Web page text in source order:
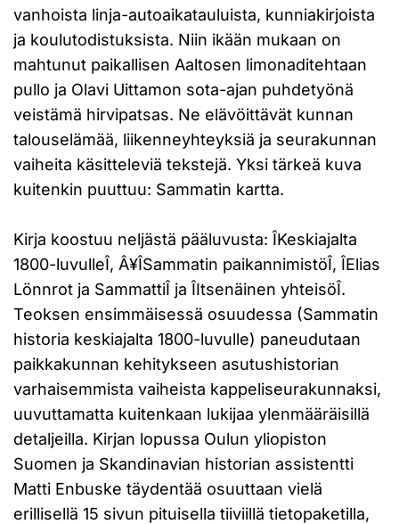
vanhoista linja-autoaikatauluista, kunniakirjoista
ja koulutodistuksista. Niin ikään mukaan on
mahtunut paikallisen Aaltosen limonaditehtaan
pullo ja Olavi Uittamon sota-ajan puhdetyönä
veistämä hirvipatsas. Ne elävöittävät kunnan
talouselämää, liikenneyhteyksiä ja seurakunnan
vaiheita käsitteleviä tekstejä. Yksi tärkeä kuva
kuitenkin puuttuu: Sammatin kartta.
Kirja koostuu neljästä pääluvusta: ÎKeskiajalta
1800-luvulleÎ, Â¥ÎSammatin paikannimistöÎ, ÎElias
Lönnrot ja SammattiÎ ja ÎItsenäinen yhteisöÎ.
Teoksen ensimmäisessä osuudessa (Sammatin
historia keskiajalta 1800-luvulle) paneudutaan
paikkakunnan kehitykseen asutushistorian
varhaisemmista vaiheista kappeliseurakunnaksi,
uuvuttamatta kuitenkaan lukijaa ylenmääräisillä
detaljeilla. Kirjan lopussa Oulun yliopiston
Suomen ja Skandinavian historian assistentti
Matti Enbuske täydentää osuuttaan vielä
erillisellä 15 sivun pituisella tiiviillä tietopaketilla,